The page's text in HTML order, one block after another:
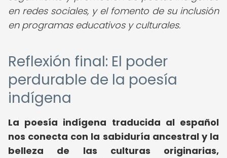
en redes sociales, y el fomento de su inclusión
en programas educativos y culturales.
Reflexión final: El poder
perdurable de la poesía
indígena
La poesía indígena traducida al español
nos conecta con la sabiduría ancestral y la
belleza de las culturas originarias,